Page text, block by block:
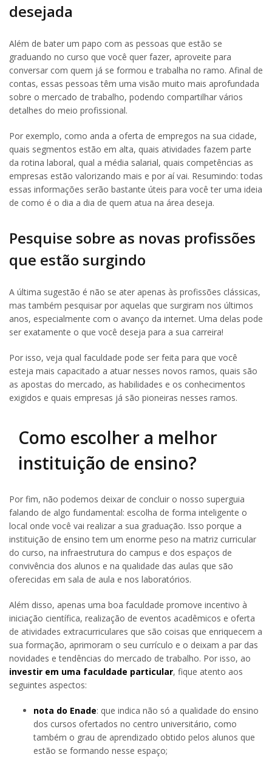
desejada
Além de bater um papo com as pessoas que estão se
graduando no curso que você quer fazer, aproveite para
conversar com quem já se formou e trabalha no ramo. Afinal de
contas, essas pessoas têm uma visão muito mais aprofundada
sobre o mercado de trabalho, podendo compartilhar vários
detalhes do meio profissional.
Por exemplo, como anda a oferta de empregos na sua cidade,
quais segmentos estão em alta, quais atividades fazem parte
da rotina laboral, qual a média salarial, quais competências as
empresas estão valorizando mais e por aí vai. Resumindo: todas
essas informações serão bastante úteis para você ter uma ideia
de como é o dia a dia de quem atua na área deseja.
Pesquise sobre as novas profissões
que estão surgindo
A última sugestão é não se ater apenas às profissões clássicas,
mas também pesquisar por aquelas que surgiram nos últimos
anos, especialmente com o avanço da internet. Uma delas pode
ser exatamente o que você deseja para a sua carreira!
Por isso, veja qual faculdade pode ser feita para que você
esteja mais capacitado a atuar nesses novos ramos, quais são
as apostas do mercado, as habilidades e os conhecimentos
exigidos e quais empresas já são pioneiras nesses ramos.
Como escolher a melhor
instituição de ensino?
Por fim, não podemos deixar de concluir o nosso superguia
falando de algo fundamental: escolha de forma inteligente o
local onde você vai realizar a sua graduação. Isso porque a
instituição de ensino tem um enorme peso na matriz curricular
do curso, na infraestrutura do campus e dos espaços de
convivência dos alunos e na qualidade das aulas que são
oferecidas em sala de aula e nos laboratórios.
Além disso, apenas uma boa faculdade promove incentivo à
iniciação científica, realização de eventos acadêmicos e oferta
de atividades extracurriculares que são coisas que enriquecem a
sua formação, aprimoram o seu currículo e o deixam a par das
novidades e tendências do mercado de trabalho. Por isso, ao
investir em uma faculdade particular, fique atento aos
seguintes aspectos:
nota do Enade: que indica não só a qualidade do ensino
dos cursos ofertados no centro universitário, como
também o grau de aprendizado obtido pelos alunos que
estão se formando nesse espaço;